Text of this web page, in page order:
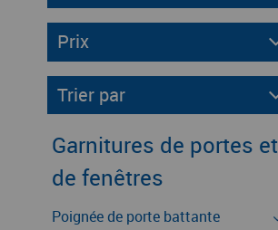
Prix
Trier par
Garnitures de portes et
de fenêtres
Poignée de porte battante